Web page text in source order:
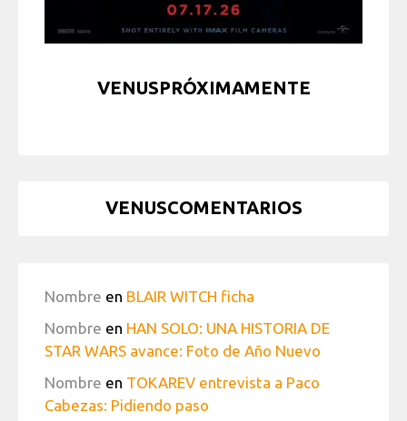
VENUSPRÓXIMAMENTE
VENUSCOMENTARIOS
Nombre en BLAIR WITCH ficha
Nombre en HAN SOLO: UNA HISTORIA DE
STAR WARS avance: Foto de Año Nuevo
Nombre en TOKAREV entrevista a Paco
Cabezas: Pidiendo paso